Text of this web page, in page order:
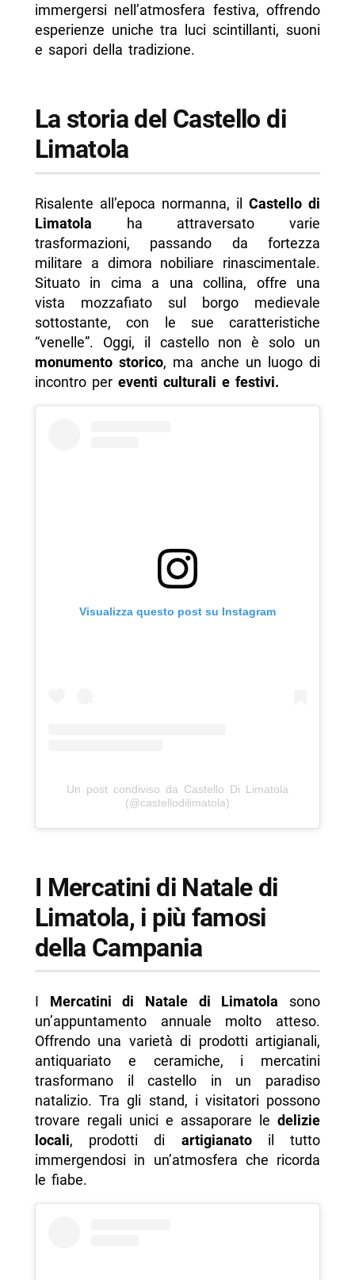
immergersi nell’atmosfera festiva, offrendo
esperienze uniche tra luci scintillanti, suoni
e sapori della tradizione.
La storia del Castello di
Limatola
Risalente all’epoca normanna, ilCastello di
Limatola ha attraversato varie
trasformazioni, passando da fortezza
militare a dimora nobiliare rinascimentale.
Situato in cima a una collina, offre una
vista mozzafiato sul borgo medievale
sottostante, con le sue caratteristiche
“venelle”. Oggi, il castello non è solo un
monumento storico, ma anche un luogo di
incontro per eventi culturali e festivi.
Visualizza questo post su Instagram
Un post condiviso da Castello Di Limatola
(@castellodilimatola)
I Mercatini di Natale di
Limatola, i più famosi
della Campania
I Mercatini di Natale di Limatola sono
un’appuntamento annuale molto atteso.
Offrendo una varietà di prodotti artigianali,
antiquariato e ceramiche, i mercatini
trasformano il castello in un paradiso
natalizio. Tra gli stand, i visitatori possono
trovare regali unici e assaporare le delizie
locali, prodotti di artigianatoil tutto
immergendosi in un’atmosfera che ricorda
le fiabe.